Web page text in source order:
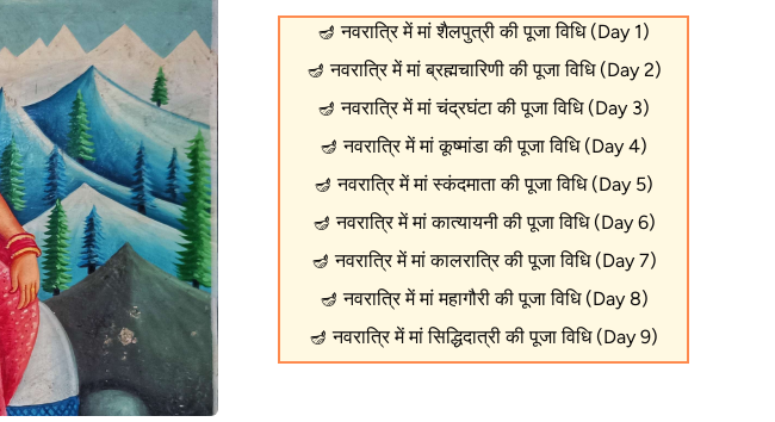
🪔 नवरात्रि में मां शैलपुत्री की पूजा विधि (Day 1)
🪔 नवरात्रि में मां ब्रह्मचारिणी की पूजा विधि (Day 2)
🪔 नवरात्रि में मां चंद्रघंटा की पूजा विधि (Day 3)
🪔 नवरात्रि में मां कूष्मांडा की पूजा विधि (Day 4)
🪔 नवरात्रि में मां स्कंदमाता की पूजा विधि (Day 5)
🪔 नवरात्रि में मां कात्यायनी की पूजा विधि (Day 6)
🪔 नवरात्रि में मां कालरात्रि की पूजा विधि (Day 7)
🪔 नवरात्रि में मां महागौरी की पूजा विधि (Day 8)
🪔 नवरात्रि में मां सिद्धिदात्री की पूजा विधि (Day 9)